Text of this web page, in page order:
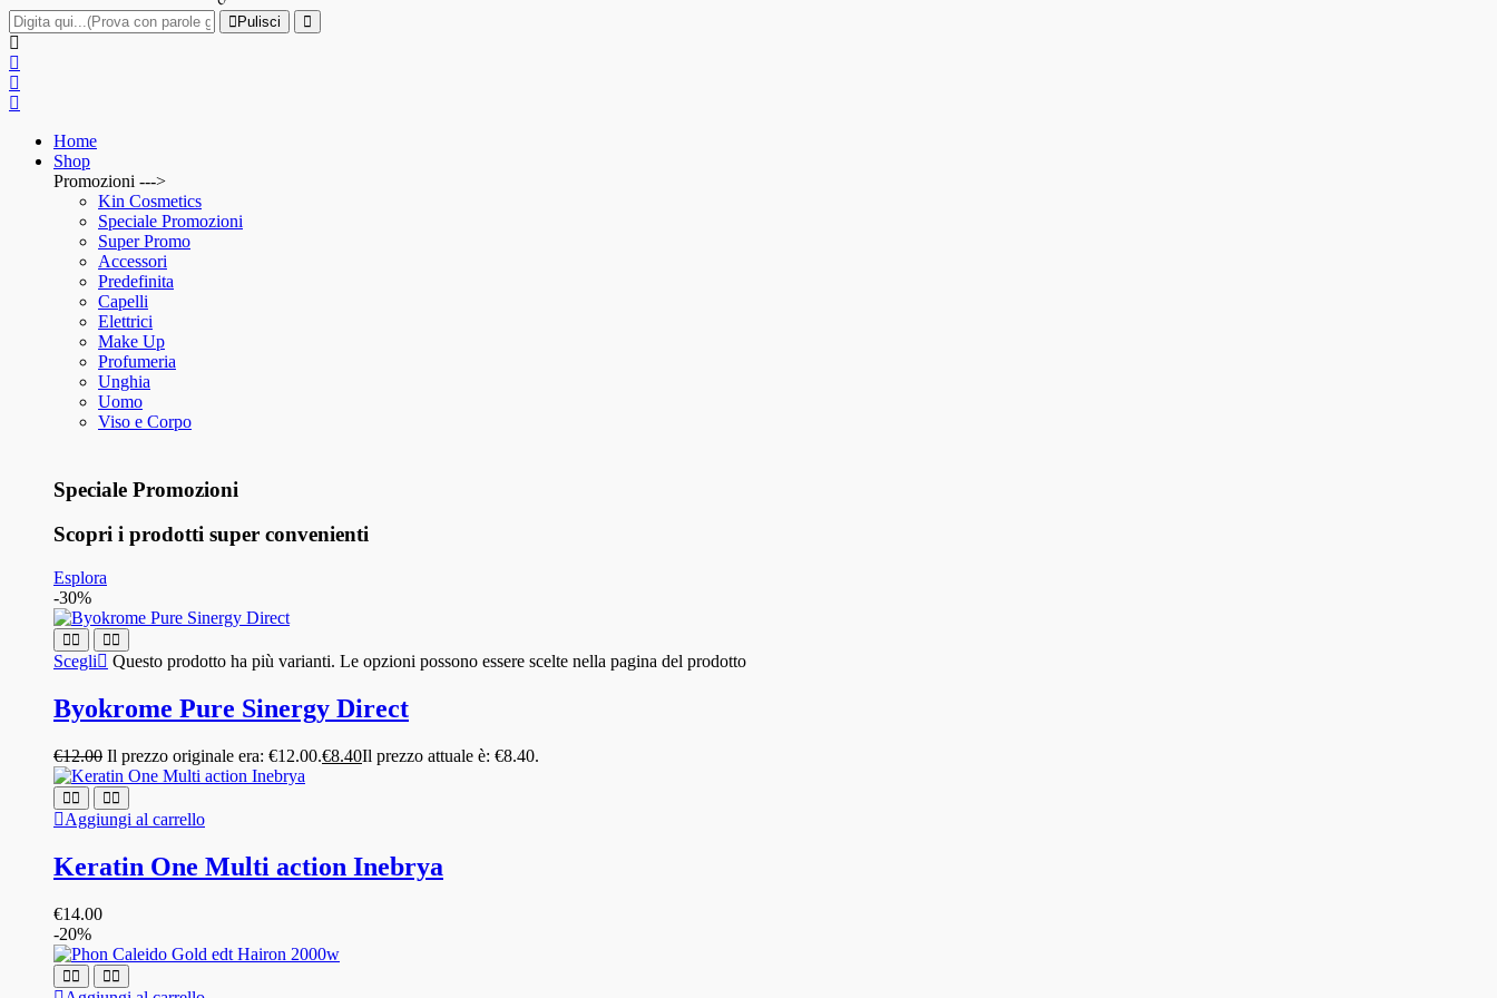
Pulisci
Home
Shop
Promozioni --->
Kin Cosmetics
Speciale Promozioni
Super Promo
Accessori
Predefinita
Capelli
Elettrici
Make Up
Profumeria
Unghia
Uomo
Viso e Corpo
Speciale Promozioni
Scopri i prodotti super convenienti
Esplora
-30%
Scegli Questo prodotto ha più varianti. Le opzioni possono essere scelte nella pagina del prodotto
Byokrome Pure Sinergy Direct
€12.00 Il prezzo originale era: €12.00.€8.40Il prezzo attuale è: €8.40.
Aggiungi al carrello
Keratin One Multi action Inebrya
€14.00
-20%